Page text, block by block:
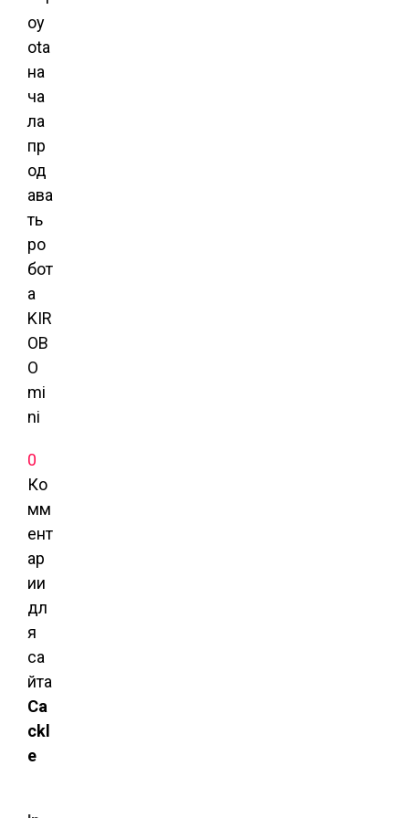
0
Ко
мм
ент
ар
ии
дл
я
са
йта
Ca
ckl
e